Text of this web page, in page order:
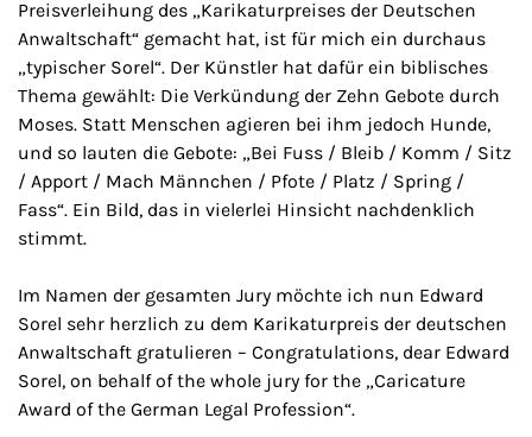
Preisverleihung des „Karikaturpreises der Deutschen
Anwaltschaft“ gemacht hat, ist für mich ein durchaus
„typischer Sorel“. Der Künstler hat dafür ein biblisches
Thema gewählt: Die Verkündung der Zehn Gebote durch
Moses. Statt Menschen agieren bei ihm jedoch Hunde,
und so lauten die Gebote: „Bei Fuss / Bleib / Komm / Sitz
/ Apport / Mach Männchen / Pfote / Platz / Spring /
Fass“. Ein Bild, das in vielerlei Hinsicht nachdenklich
stimmt.
Im Namen der gesamten Jury möchte ich nun Edward
Sorel sehr herzlich zu dem Karikaturpreis der deutschen
Anwaltschaft gratulieren – Congratulations, dear Edward
Sorel, on behalf of the whole jury for the „Caricature
Award of the German Legal Profession“.